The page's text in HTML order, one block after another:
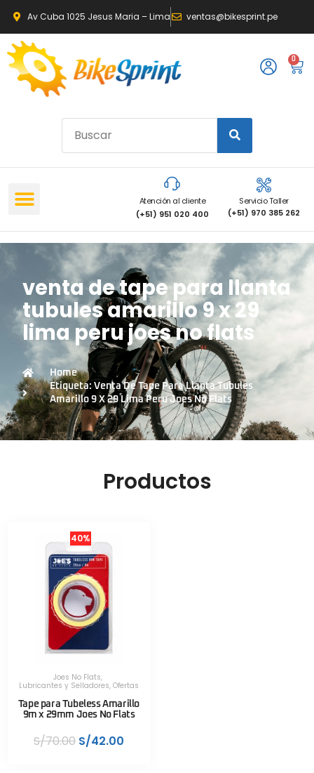
Av Cuba 1025 Jesus Maria – Lima ventas@bikesprint.pe
0
Atención al cliente
(+51) 951 020 400
Servicio Taller
(+51) 970 385 262
venta de tape para llanta
tubules amarillo 9 x 29
lima peru joes no flats
Home
Etiqueta: Venta De Tape Para Llanta Tubules
Amarillo 9 X 29 Lima Peru Joes No Flats
Productos
40%
Joes No Flats,
Lubricantes y Selladores, Ofertas
Tape para Tubeless Amarillo
9m x 29mm Joes No Flats
S/70.00 S/42.00